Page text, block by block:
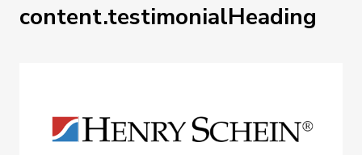
content.testimonialHeading